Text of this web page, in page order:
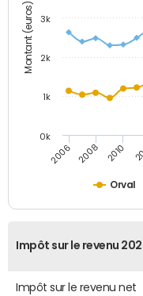
Montant (euros)
Orval
2006 2008 2010
0k
1k
2k
3k
Impôt sur le revenu
Impôt sur le revenu net